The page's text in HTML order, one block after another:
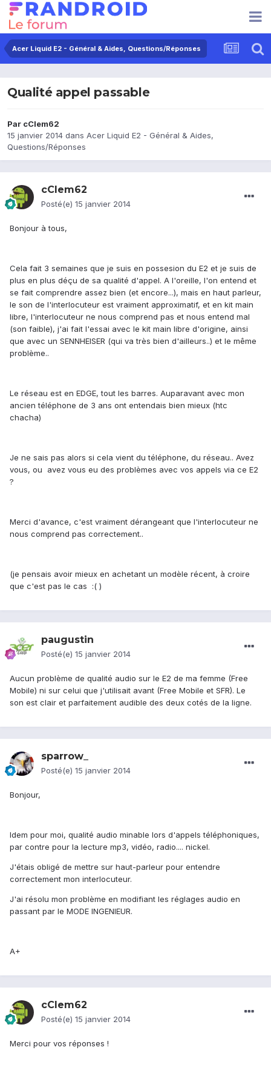
Acer Liquid E2 - Général & Aides, Questions/Réponses
Qualité appel passable
Par cClem62
15 janvier 2014 dans Acer Liquid E2 - Général & Aides,
Questions/Réponses
cClem62
Posté(e) 15 janvier 2014
Bonjour à tous,
Cela fait 3 semaines que je suis en possesion du E2 et je suis de
plus en plus déçu de sa qualité d'appel. A l'oreille, l'on entend et
se fait comprendre assez bien (et encore...), mais en haut parleur,
le son de l'interlocuteur est vraiment approximatif, et en kit main
libre, l'interlocuteur ne nous comprend pas et nous entend mal
(son faible), j'ai fait l'essai avec le kit main libre d'origine, ainsi
que avec un SENNHEISER (qui va très bien d'ailleurs..) et le même
problème..
Le réseau est en EDGE, tout les barres. Auparavant avec mon
ancien téléphone de 3 ans ont entendais bien mieux (htc
chacha)
Je ne sais pas alors si cela vient du téléphone, du réseau.. Avez
vous, ou avez vous eu des problèmes avec vos appels via ce E2
?
Merci d'avance, c'est vraiment dérangeant que l'interlocuteur ne
nous comprend pas correctement..
(je pensais avoir mieux en achetant un modèle récent, à croire
que c'est pas le cas :( )
paugustin
Posté(e) 15 janvier 2014
Aucun problème de qualité audio sur le E2 de ma femme (Free
Mobile) ni sur celui que j'utilisait avant (Free Mobile et SFR). Le
son est clair et parfaitement audible des deux cotés de la ligne.
sparrow_
Posté(e) 15 janvier 2014
Bonjour,
Idem pour moi, qualité audio minable lors d'appels téléphoniques,
par contre pour la lecture mp3, vidéo, radio.... nickel.
J'étais obligé de mettre sur haut-parleur pour entendre
correctement mon interlocuteur.
J'ai résolu mon problème en modifiant les réglages audio en
passant par le MODE INGENIEUR.
A+
cClem62
Posté(e) 15 janvier 2014
Merci pour vos réponses !